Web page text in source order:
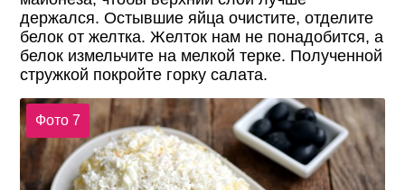
держался. Остывшие яйца очистите, отделите
белок от желтка. Желток нам не понадобится, а
белок измельчите на мелкой терке. Полученной
стружкой покройте горку салата.
Фото 7